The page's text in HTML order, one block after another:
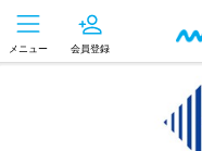
メニュー 会員登録